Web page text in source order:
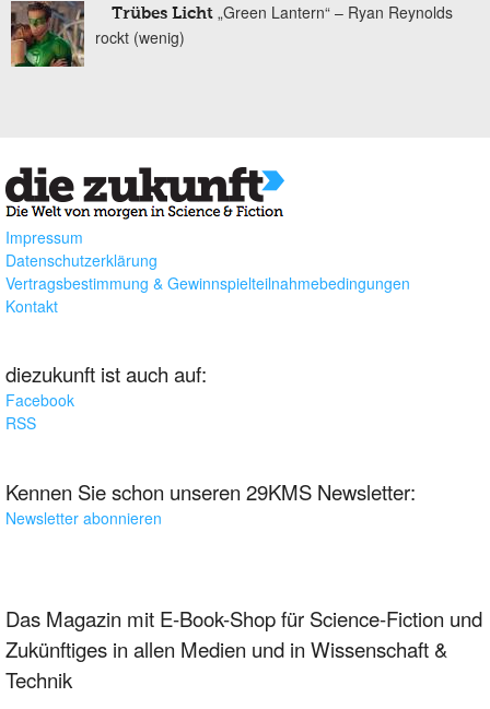
Trübes Licht „Green Lantern“ – Ryan Reynolds
rockt (wenig)
Impressum
Datenschutzerklärung
Vertragsbestimmung & Gewinnspielteilnahmebedingungen
Kontakt
diezukunft ist auch auf:
Facebook
RSS
Kennen Sie schon unseren 29KMS Newsletter:
Newsletter abonnieren
Das Magazin mit E-Book-Shop für Science-Fiction und
Zukünftiges in allen Medien und in Wissenschaft &
Technik